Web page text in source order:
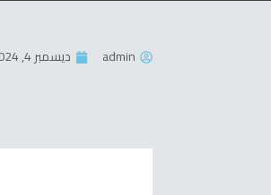
admin ديسمبر 4, 2024